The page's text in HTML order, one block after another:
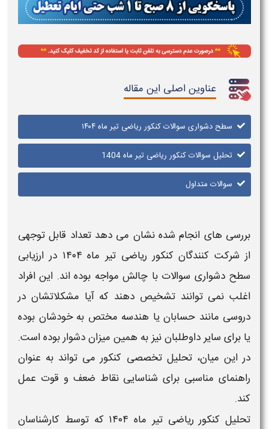
عناوین اصلی این مقاله
سطح دشواری سوالات کنکور ریاضی تیر ماه ۱۴۰۴
تحلیل سوالات کنکور ریاضی تیر ماه 1404
سوالات متداول
بررسی های انجام شده نشان می دهد تعداد قابل توجهی
از شرکت کنندگان کنکور ریاضی تیر ماه ۱۴۰۴
در ارزیابی
سطح دشواری سوالاتبا چالش مواجه بوده اند. این افراد
اغلب نمی توانند تشخیص دهند که آیا مشکلاتشان در
دروسی مانند حسابان یا هندسه مختص به خودشان بوده
یا برای سایر داوطلبان نیز به همین میزاندشواربوده است.
در این میان،تحلیل تخصصی کنکور می تواند به عنوان
راهنمای مناسبی برای شناسایی نقاط ضعف و قوت عمل
کند.
تحلیل کنکور ریاضی تیر ماه ۱۴۰۴
که توسط کارشناسان